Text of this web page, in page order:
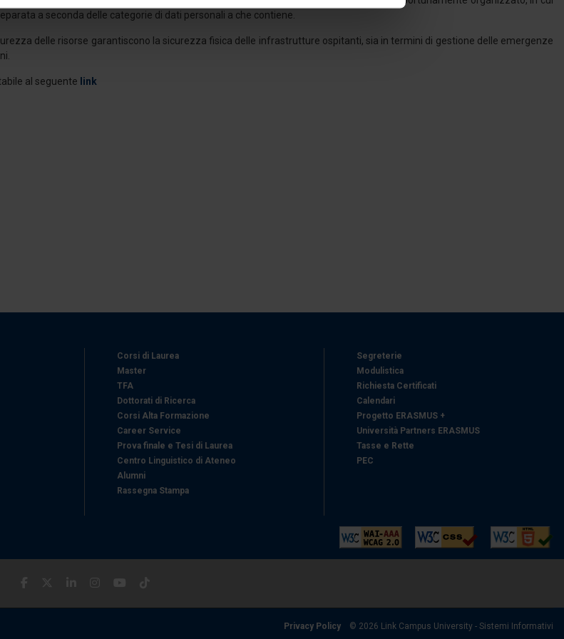
momento dalla Dichiarazione sui cookie.
ed annunci, per fornire funzionalità dei social media e per analizzare il
sul modo in cui utilizza il nostro sito con i nostri partner che si occupano
i quali potrebbero combinarle con altre informazioni che ha fornito loro o
a seconda delle categorie di dati personali a che contiene.
delle risorse garantiscono la sicurezza fisica delle infrastrutture ospitanti, sia in termini di gestione delle emergenze
al seguente link
Corsi di Laurea
Master
TFA
Dottorati di Ricerca
Corsi Alta Formazione
Career Service
Prova finale e Tesi di Laurea
Centro Linguistico di Ateneo
Alumni
Rassegna Stampa
Segreterie
Modulistica
Richiesta Certificati
Calendari
Progetto ERASMUS +
Università Partners ERASMUS
Tasse e Rette
PEC
Privacy Policy © 2026 Link Campus University - Sistemi Informativi